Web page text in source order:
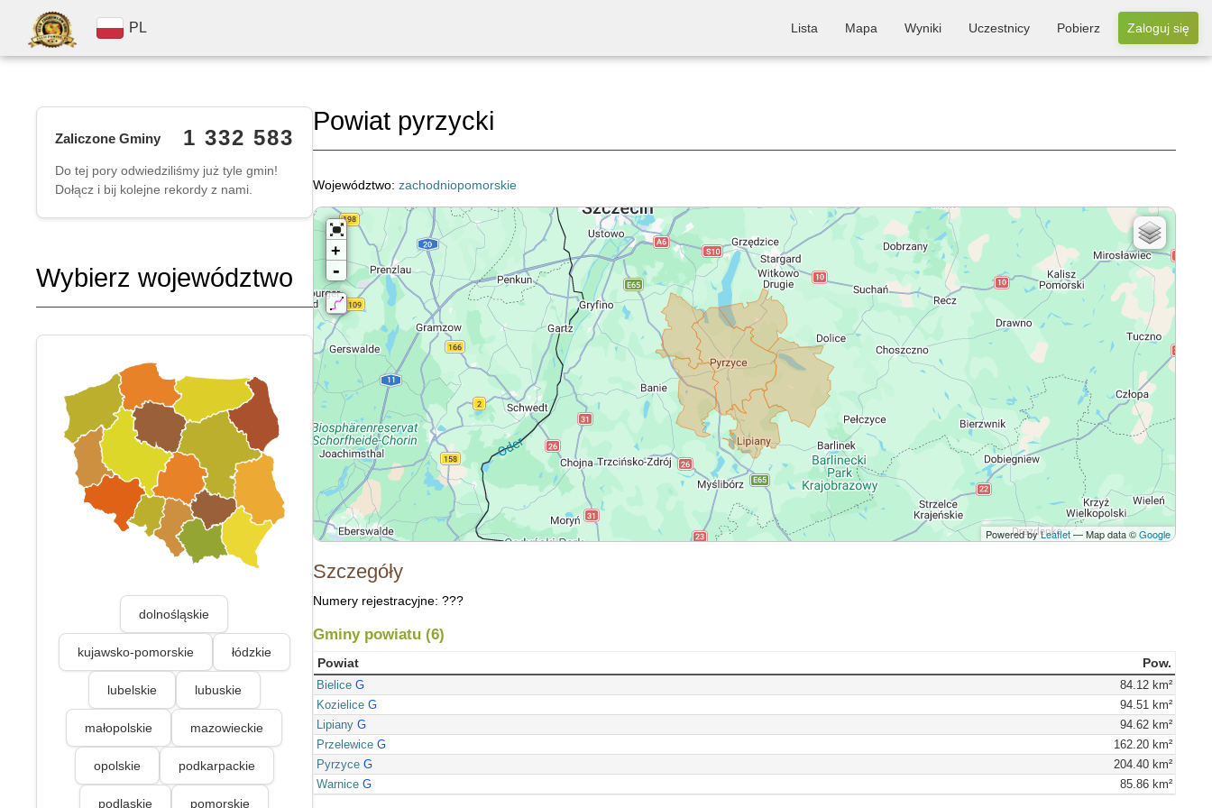
PL Lista Mapa Wyniki Uczestnicy Pobierz Zaloguj się
Zaliczone Gminy 1 332 583
Do tej pory odwiedziliśmy już tyle gmin!
Dołącz i bij kolejne rekordy z nami.
Wybierz województwo
dolnośląskie
kujawsko-pomorskie łódzkie
lubelskie lubuskie
małopolskie mazowieckie
opolskie podkarpackie
podlaskie pomorskie
Powiat pyrzycki
Województwo: zachodniopomorskie
+
-
Powered byLeaflet— Map data ©Google
Szczegóły
Numery rejestracyjne: ???
Gminy powiatu (6)
Powiat Pow.
Bielice G
84.12 km²
Kozielice G
94.51 km²
Lipiany G
94.62 km²
Przelewice G
162.20 km²
Pyrzyce G
204.40 km²
Warnice G 85.86 km²